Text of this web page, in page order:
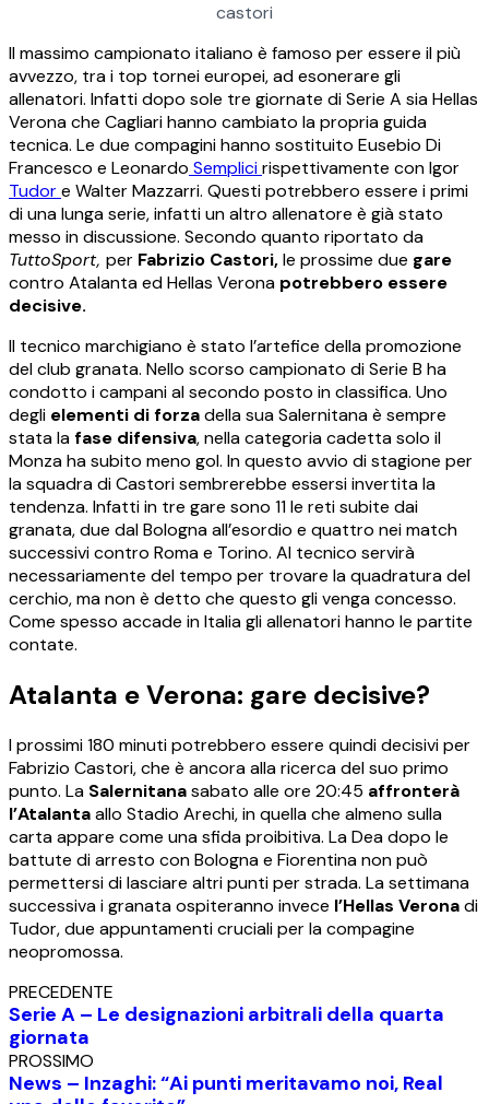
castori
Il massimo campionato italiano è famoso per essere il più
avvezzo, tra i top tornei europei, ad esonerare gli
allenatori. Infatti dopo sole tre giornate di Serie A sia Hellas
Verona che Cagliari hanno cambiato la propria guida
tecnica. Le due compagini hanno sostituito Eusebio Di
Francesco e Leonardo Semplicirispettivamente con Igor
Tudore Walter Mazzarri. Questi potrebbero essere i primi
di una lunga serie, infatti un altro allenatore è già stato
messo in discussione. Secondo quanto riportato da
TuttoSport, per Fabrizio Castori,le prossime due gare
contro Atalanta ed Hellas Verona potrebbero essere
decisive.
Il tecnico marchigiano è stato l’artefice della promozione
del club granata. Nello scorso campionato di Serie B ha
condotto i campani al secondo posto in classifica. Uno
degli elementi di forzadella sua Salernitana è sempre
stata lafase difensiva, nella categoria cadetta solo il
Monza ha subito meno gol. In questo avvio di stagione per
la squadra di Castori sembrerebbe essersi invertita la
tendenza. Infatti in tre gare sono 11 le reti subite dai
granata, due dal Bologna all’esordio e quattro nei match
successivi contro Roma e Torino. Al tecnico servirà
necessariamente del tempo per trovare la quadratura del
cerchio, ma non è detto che questo gli venga concesso.
Come spesso accade in Italia gli allenatori hanno le partite
contate.
Atalanta e Verona: gare decisive?
I prossimi 180 minuti potrebbero essere quindi decisivi per
Fabrizio Castori, che è ancora alla ricerca del suo primo
punto. La Salernitanasabato alle ore 20:45 affronterà
l’Atalantaallo Stadio Arechi, in quella che almeno sulla
carta appare come una sfida proibitiva. La Dea dopo le
battute di arresto con Bologna e Fiorentina non può
permettersi di lasciare altri punti per strada. La settimana
successiva i granata ospiteranno invece l’Hellas Veronadi
Tudor, due appuntamenti cruciali per la compagine
neopromossa.
PRECEDENTE
Serie A – Le designazioni arbitrali della quarta
giornata
PROSSIMO
News – Inzaghi: “Ai punti meritavamo noi, Real